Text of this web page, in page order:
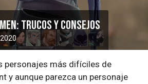
trucos y consejos
personajes más difíciles de
y aunque parezca un personaje